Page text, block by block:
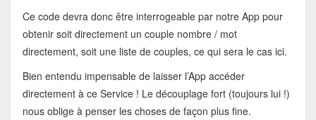
Ce code devra donc être interrogeable par notre App pour
obtenir soit directement un couple nombre / mot
directement, soit une liste de couples, ce qui sera le cas ici.
Bien entendu impensable de laisser l’App accéder
directement à ce Service ! Le découplage fort (toujours lui !)
nous oblige à penser les choses de façon plus fine.